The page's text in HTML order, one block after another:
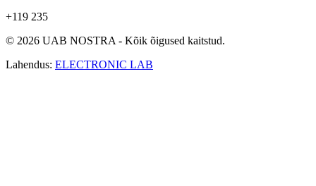
+119 235
© 2026 UAB NOSTRA - Kõik õigused kaitstud.
Lahendus: ELECTRONIC LAB